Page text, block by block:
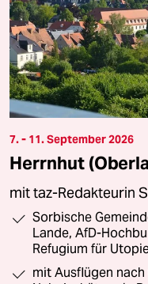
7. - 11. September 2026
Herrnhut
mit taz-Redakteurin
Sorbische
Lande, AfD-
Refugium für
mit Ausflügen